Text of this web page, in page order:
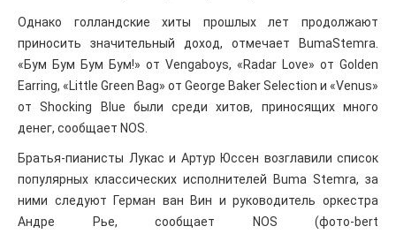
Однако голландские хиты прошлых лет продолжают
приносить значительный доход, отмечает BumaStemra.
«Бум Бум Бум Бум!» от Vengaboys, «Radar Love» от Golden
Earring, «Little Green Bag» от George Baker Selection и «Venus»
от Shocking Blue были среди хитов, приносящих много
денег, сообщает NOS.
Братья-пианисты Лукас и Артур Юссен возглавили список
популярных классических исполнителей Buma Stemra, за
ними следуют Герман ван Вин и руководитель оркестра
Андре Рье, сообщает NOS (фото-bert